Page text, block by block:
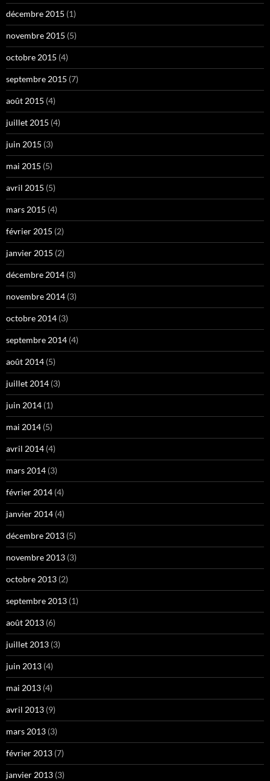
décembre 2015 (1)
novembre 2015 (5)
octobre 2015 (4)
septembre 2015 (7)
août 2015 (4)
juillet 2015 (4)
juin 2015 (3)
mai 2015 (5)
avril 2015 (5)
mars 2015 (4)
février 2015 (2)
janvier 2015 (2)
décembre 2014 (3)
novembre 2014 (3)
octobre 2014 (3)
septembre 2014 (4)
août 2014 (5)
juillet 2014 (3)
juin 2014 (1)
mai 2014 (5)
avril 2014 (4)
mars 2014 (3)
février 2014 (4)
janvier 2014 (4)
décembre 2013 (5)
novembre 2013 (3)
octobre 2013 (2)
septembre 2013 (1)
août 2013 (6)
juillet 2013 (3)
juin 2013 (4)
mai 2013 (4)
avril 2013 (9)
mars 2013 (3)
février 2013 (7)
janvier 2013 (3)